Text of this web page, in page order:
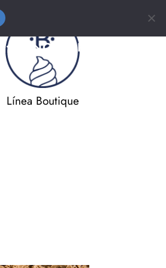
NOSOTROS
Línea Boutique